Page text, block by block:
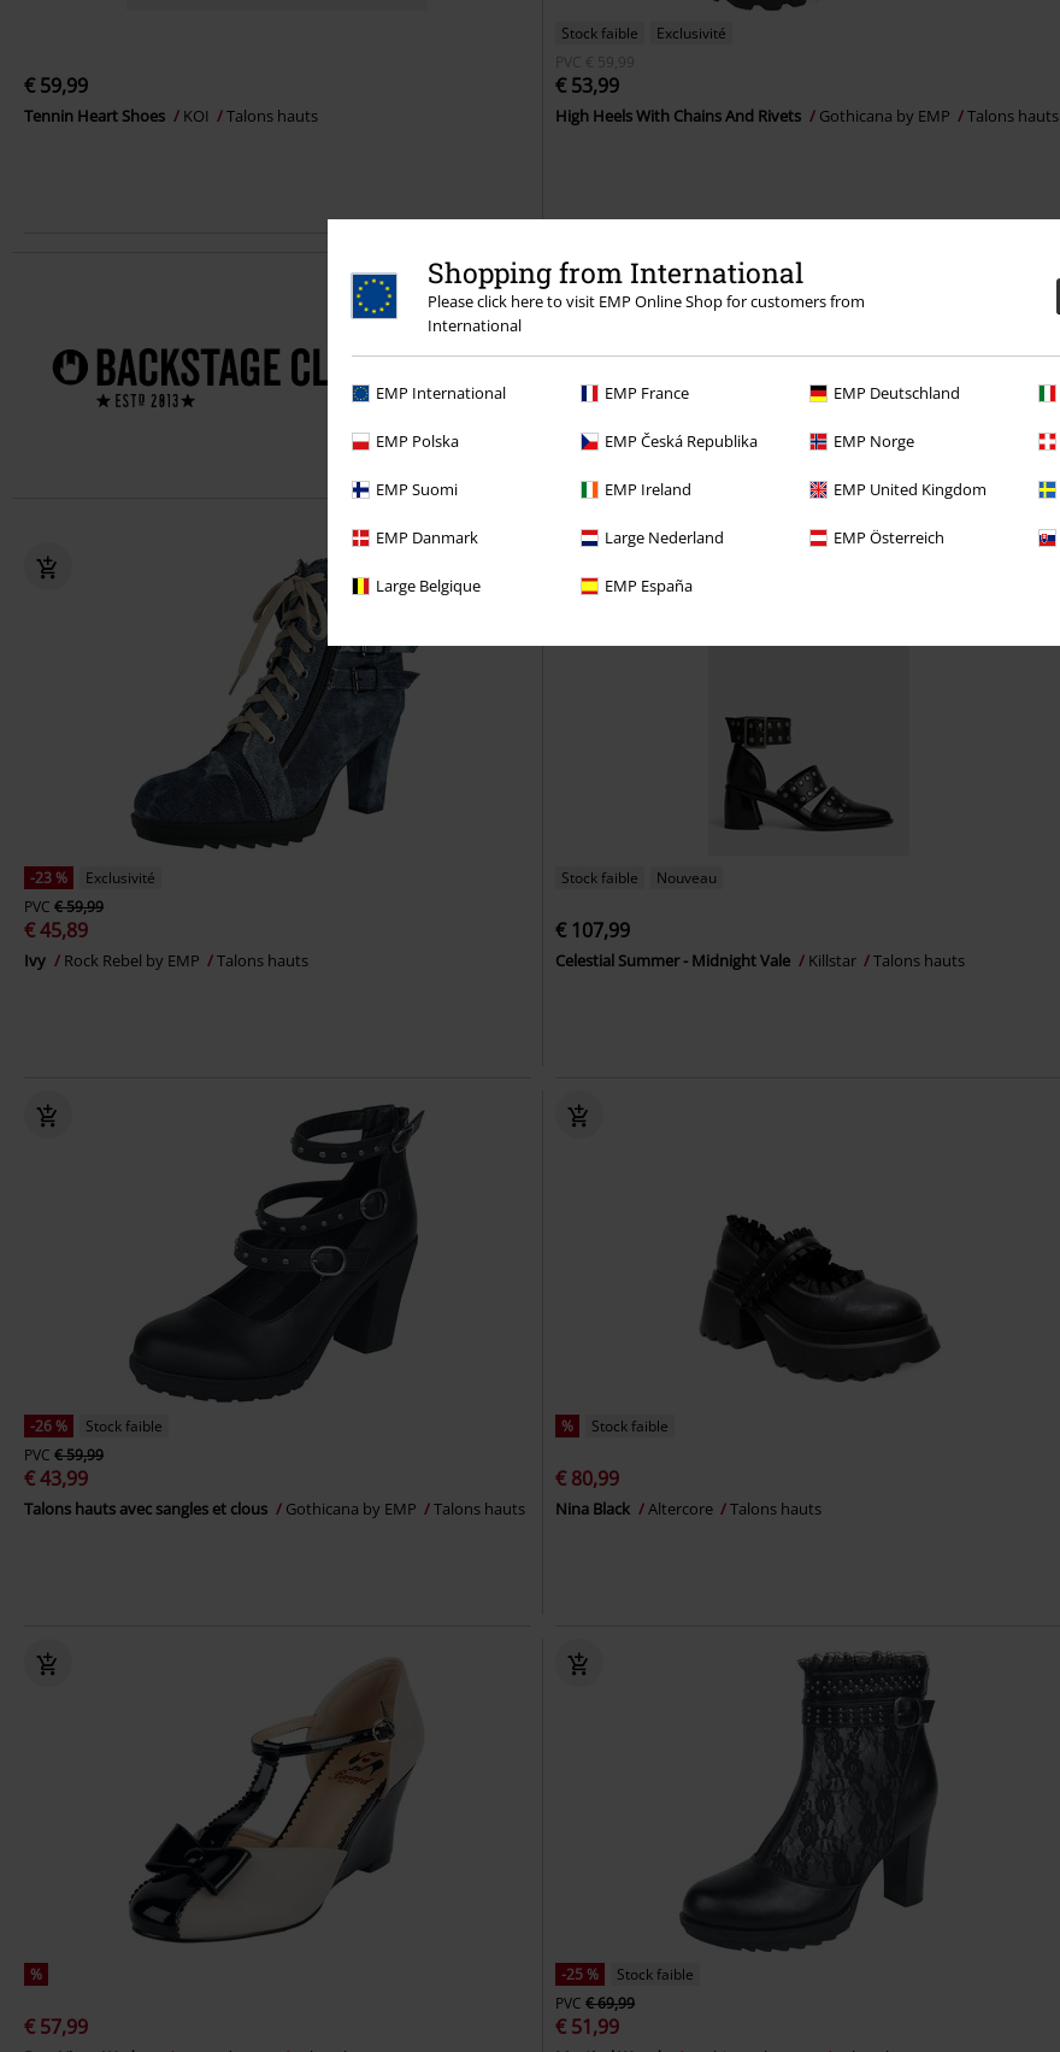
Shopping from International
Please click here to visit EMP Online Shop for customers from
International
EMP International EMP France EMP Deutschland
EMP Polska EMP Česká Republika EMP Norge
EMP Suomi EMP Ireland EMP United Kingdom
EMP Danmark Large Nederland EMP Österreich
Large Belgique EMP España
€ 59,99
Tennin Heart Shoes KOI Talons hauts
Stock faible
Exclusivité
PVC € 59,99
€ 53,99
High Heels With Chains And Rivets Gothicana by EMP Talons hauts
Profitez de tous les avantages dès cette commande !
Frais de port gratuits - Commandez aussi souvent que vous le souhaitez
Des offres et des remises exclusives !
Un cadeau dans chacune de vos commandes
-23 %
Exclusivité
PVC € 59,99
€ 45,89
Ivy Rock Rebel by EMP Talons hauts
Stock faible Nouveau
€ 107,99
Celestial Summer - Midnight Vale Killstar Talons hauts
-26 %
Stock faible
PVC € 59,99
€ 43,99
Talons hauts avec sangles et clous Gothicana by EMP Talons hauts
% Stock faible
€ 80,99
Nina Black Altercore Talons hauts
%
€ 57,99
-25 %
Stock faible
PVC € 69,99
€ 51,99